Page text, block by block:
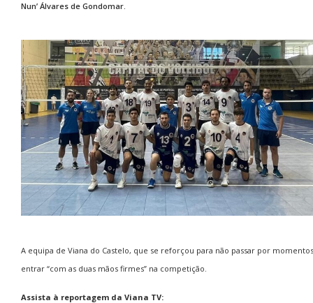
Nun’ Álvares de Gondomar.
A equipa de Viana do Castelo, que se reforçou para não passar por
entrar “com as duas mãos firmes” na competição.
Assista à reportagem da Viana TV: